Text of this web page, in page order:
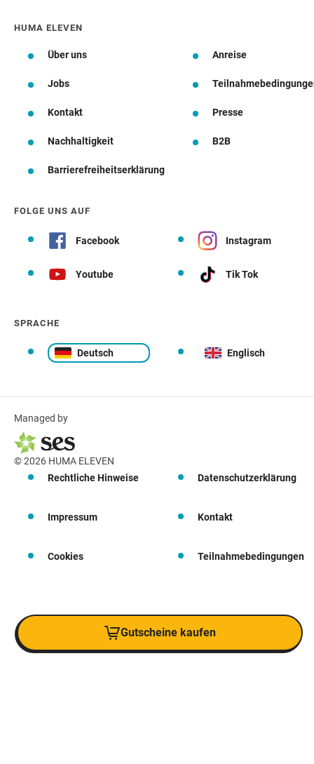
HUMA ELEVEN
Über uns Anreise
Jobs
Kontakt Presse
Nachhaltigkeit B2B
Barrierefreiheitserklärung
FOLGE UNS AUF
Facebook Instagram
Youtube Tik Tok
SPRACHE
Deutsch Englisch
Managed by
© 2026 HUMA ELEVEN
Rechtliche Hinweise
Datenschutzerklärung
Impressum Kontakt
Cookies Teilnahmebedingungen
Gutscheine kaufen